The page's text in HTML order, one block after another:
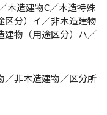
木造建物C／木造特殊
区分）イ／非木造建物
建物（用途区分）ハ／
／非木造建物／区分所